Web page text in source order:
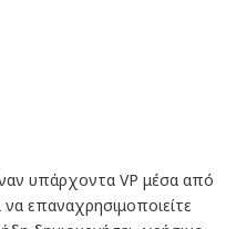
υπάρχοντα VP μέσα από
επαναχρησιμοποιείτε